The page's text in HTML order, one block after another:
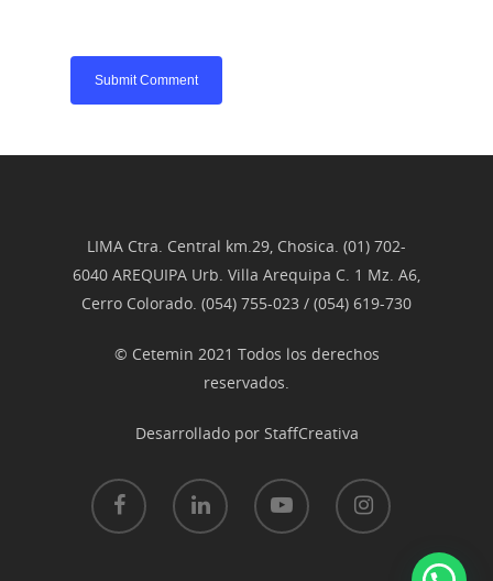
LIMA Ctra. Central km.29, Chosica. (01) 702-
6040 AREQUIPA Urb. Villa Arequipa C. 1 Mz. A6,
Cerro Colorado. (054) 755-023 / (054) 619-730
© Cetemin 2021 Todos los derechos
reservados.
Desarrollado por StaffCreativa